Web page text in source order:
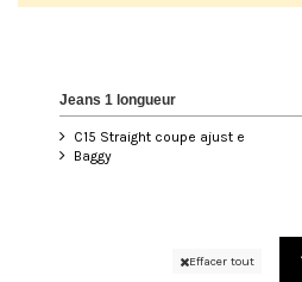
Jeans 1 longueur
C15 Straight coupe ajust e
Baggy
Effacer tout